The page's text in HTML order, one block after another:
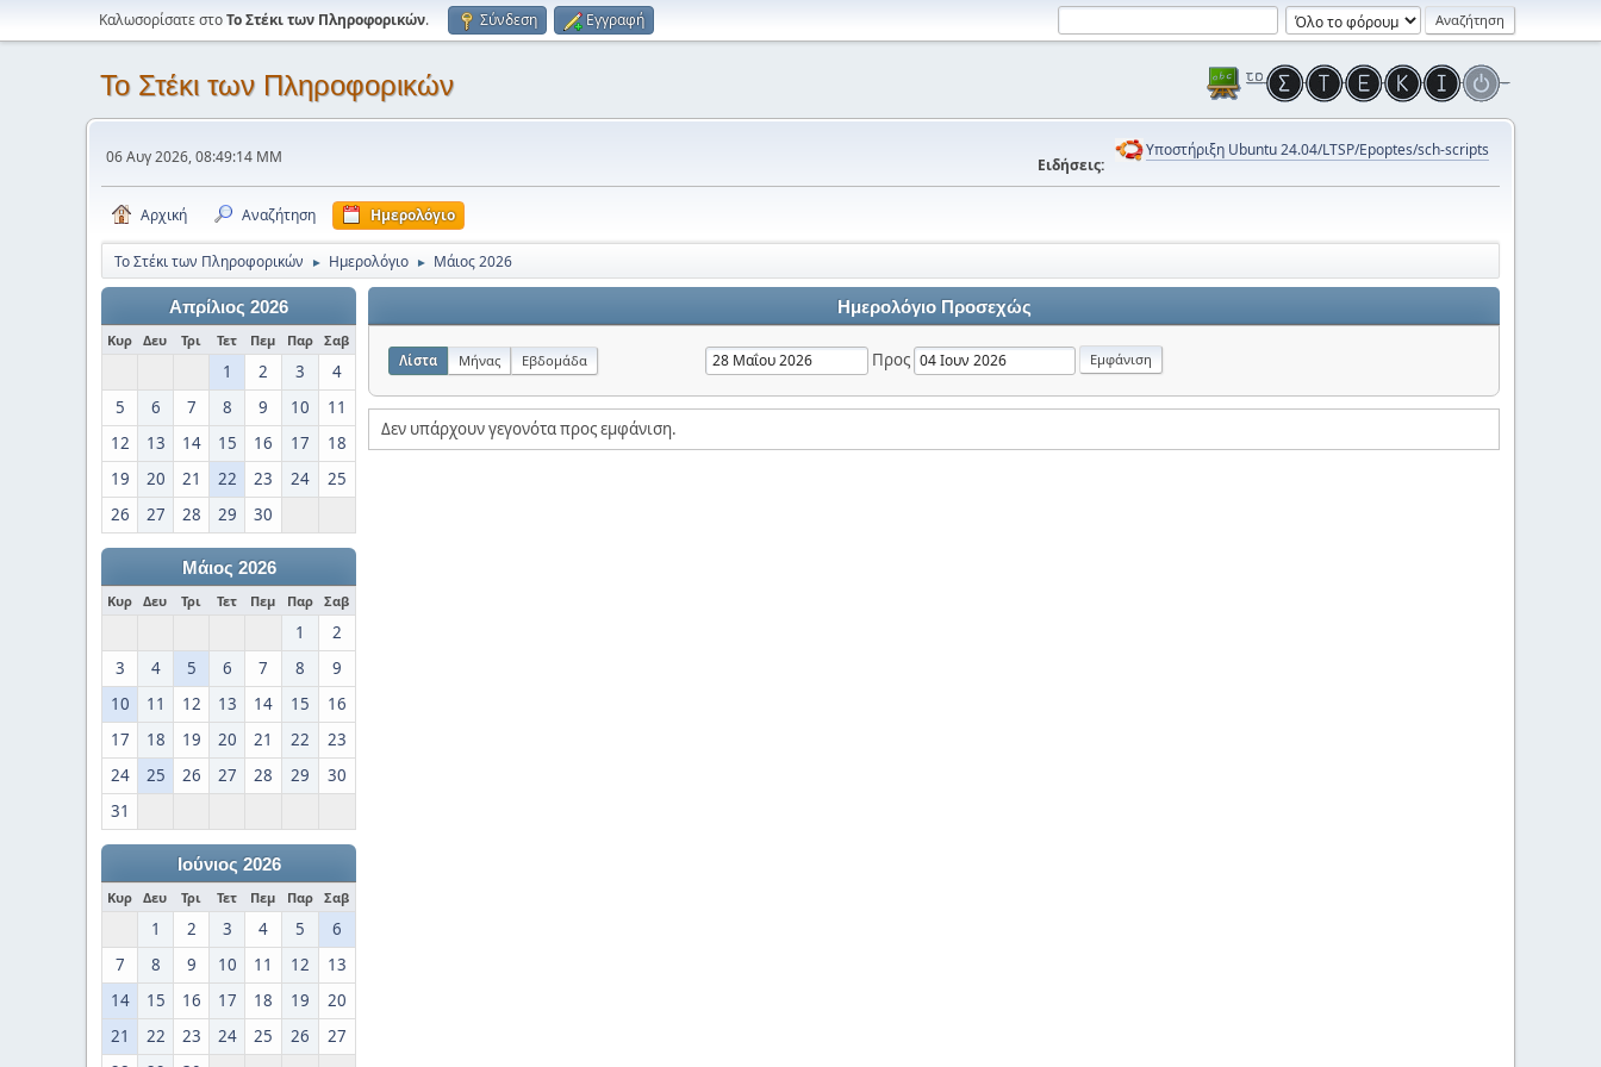
Καλωσορίσατε στοΤο Στέκι των Πληροφορικών. Σύνδεση Εγγραφή
Το Στέκι των Πληροφορικών
06 Αυγ 2026, 08:49:14 ΜΜ Ειδήσεις:
Υποστήριξη Ubuntu 24.04/LTSP/Epoptes/sch-scripts
Αρχική Αναζήτηση Ημερολόγιο
Το Στέκι των Πληροφορικών ► Ημερολόγιο ► Μάιος 2026
Απρίλιος 2026
Κυρ Δευ Τρι Τετ Πεμ Παρ Σαβ
1 2 3
4
5
6 7 8 9 10
11
12
13 14 15 16 17
18
19
20 21 22 23 24
25
26
27 28 29 30
Μάιος 2026
Κυρ Δευ Τρι Τετ Πεμ Παρ Σαβ
1
2
3
4 5 6 7 8
9
10
11 12 13 14 15
16
17
18 19 20 21 22
23
24
25 26 27 28 29
30
31
Ιούνιος 2026
Κυρ Δευ Τρι Τετ Πεμ Παρ Σαβ
1 2 3 4 5
6
7
8 9 10 11 12
13
14
15 16 17 18 19
20
21
22 23 24 25 26
27
Ημερολόγιο Προσεχώς
Λίστα Μήνας Εβδομάδα Προς
Δεν υπάρχουν γεγονότα προς εμφάνιση.